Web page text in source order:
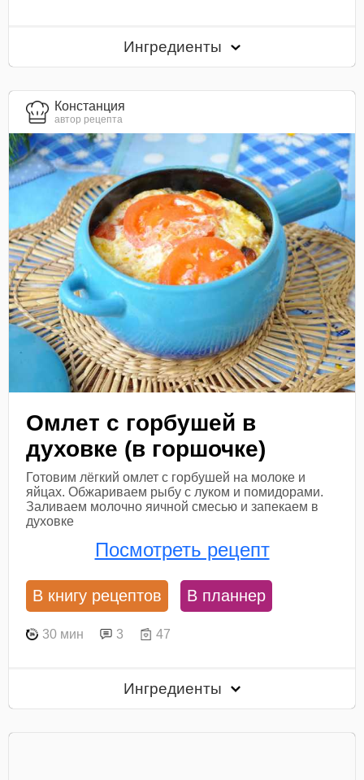
Ингредиенты
Констанция
автор рецепта
Омлет с горбушей в
духовке (в горшочке)
Готовим лёгкий омлет с горбушей на молоке и
яйцах. Обжариваем рыбу с луком и помидорами.
Заливаем молочно яичной смесью и запекаем в
духовке
Посмотреть рецепт
В книгу рецептов В планнер
30 мин 3 47
Ингредиенты